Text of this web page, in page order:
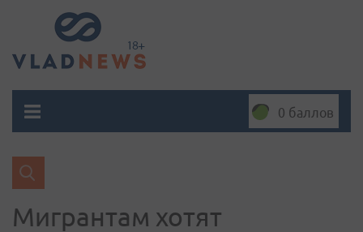
0 баллов
Мигрантам хотят